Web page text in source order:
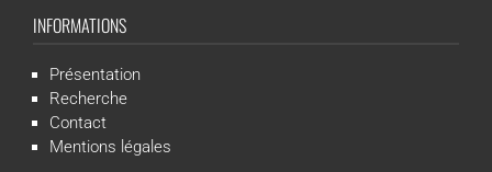
INFORMATIONS
Présentation
Recherche
Contact
Mentions légales